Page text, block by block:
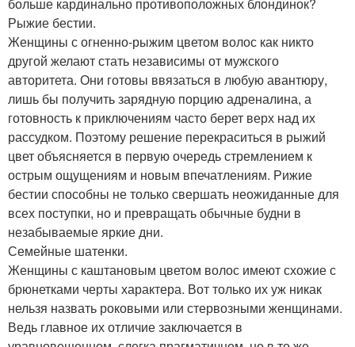
Рыжие бестии.
Женщины с огненно-рыжим цветом волос как никто
другой желают стать независимы от мужского
авторитета. Они готовы ввязаться в любую авантюру,
лишь бы получить зарядную порцию адреналина, а
готовность к приключениям часто берет верх над их
рассудком. Поэтому решение перекраситься в рыжий
цвет объясняется в первую очередь стремлением к
острым ощущениям и новым впечатлениям. Рижие
бестии способны не только свершать неожиданные для
всех поступки, но и превращать обычные будни в
незабываемые яркие дни.
Семейные шатенки.
Женщины с каштановым цветом волос имеют схожие с
брюнетками черты характера. Вот только их уж никак
нельзя назвать роковыми или стервозными женщинами.
Ведь главное их отличие заключается в